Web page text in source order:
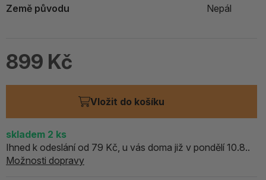
Země původu
Nepál
899 Kč
Vložit do košíku
skladem 2 ks
Ihned k odeslání od 79 Kč, u vás doma již v pondělí 10.8..
Možnosti dopravy